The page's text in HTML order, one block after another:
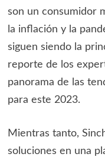
son un consumidor
la inflación y la
siguen siendo la
reporte de los
panorama de las
para este 2023.
Mientras tanto,
soluciones en una